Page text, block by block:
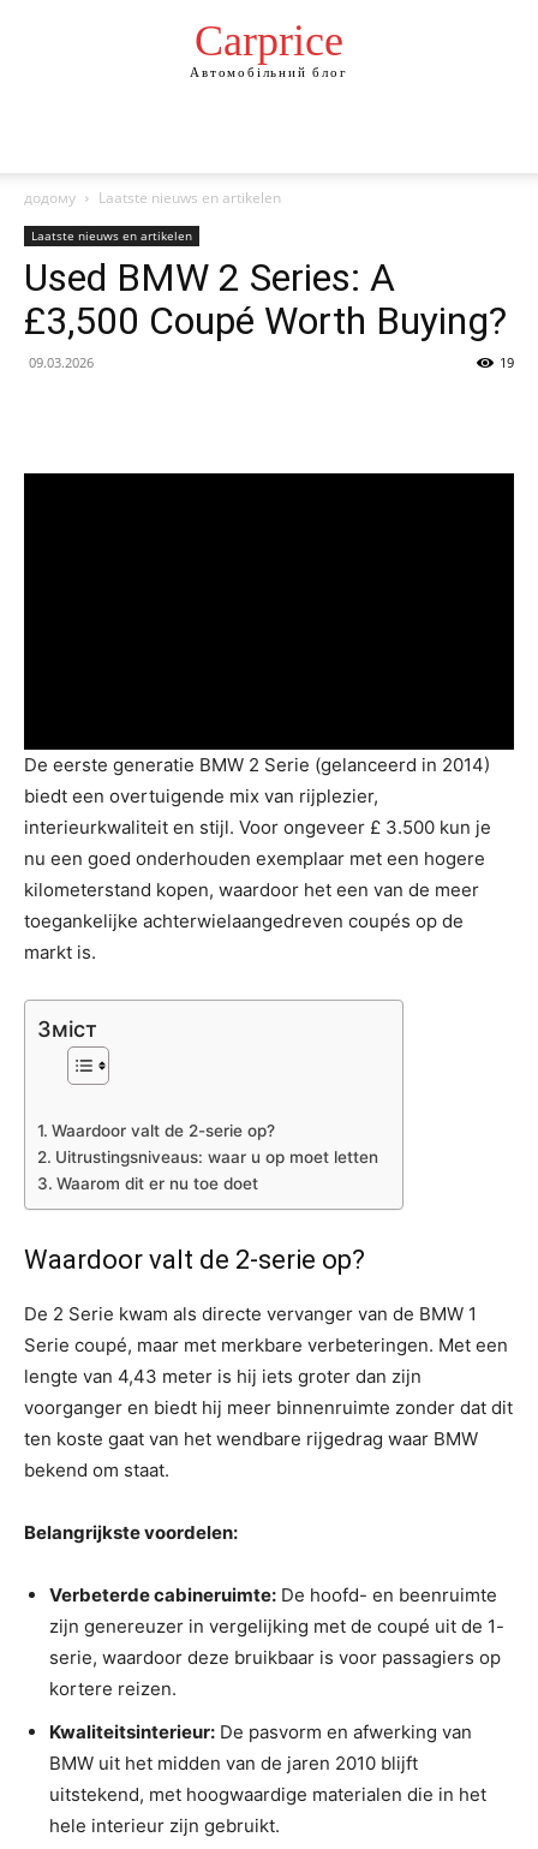
Сarprice
Автомобільний блог
додому Laatste nieuws en artikelen
Laatste nieuws en artikelen
Used BMW 2 Series: A
£3,500 Coupé Worth Buying?
09.03.2026 19
De eerste generatie BMW 2 Serie (gelanceerd in 2014)
biedt een overtuigende mix van rijplezier,
interieurkwaliteit en stijl. Voor ongeveer £ 3.500 kun je
nu een goed onderhouden exemplaar met een hogere
kilometerstand kopen, waardoor het een van de meer
toegankelijke achterwielaangedreven coupés op de
markt is.
Зміст
Waardoor valt de 2-serie op?
Uitrustingsniveaus: waar u op moet letten
Waarom dit er nu toe doet
Waardoor valt de 2-serie op?
De 2 Serie kwam als directe vervanger van de BMW 1
Serie coupé, maar met merkbare verbeteringen. Met een
lengte van 4,43 meter is hij iets groter dan zijn
voorganger en biedt hij meer binnenruimte zonder dat dit
ten koste gaat van het wendbare rijgedrag waar BMW
bekend om staat.
Belangrijkste voordelen:
Verbeterde cabineruimte: De hoofd- en beenruimte
zijn genereuzer in vergelijking met de coupé uit de 1-
serie, waardoor deze bruikbaar is voor passagiers op
kortere reizen.
Kwaliteitsinterieur: De pasvorm en afwerking van
BMW uit het midden van de jaren 2010 blijft
uitstekend, met hoogwaardige materialen die in het
hele interieur zijn gebruikt.